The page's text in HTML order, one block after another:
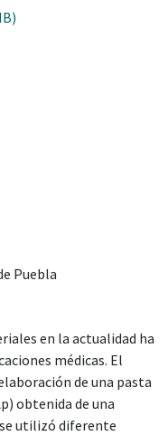
Puebla
en la actualidad ha
médicas. El
de una pasta
obtenida de una
utilizó diferente